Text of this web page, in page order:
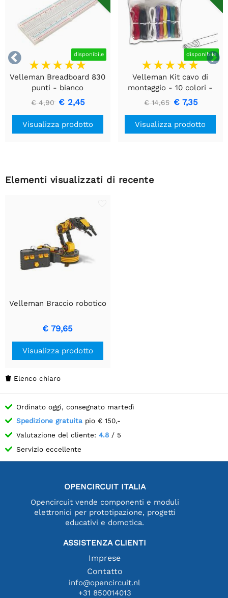

 disponibile
Velleman Breadboard 830
punti - bianco
€ 4,90 € 2,45
Visualizza prodotto
disponibile
Velleman Kit cavo di
montaggio - 10 colori -
60m - multipolare
€ 14,65 € 7,35
Visualizza prodotto
Elementi visualizzati di recente
Velleman Braccio robotico
€ 79,65
Visualizza prodotto
 Elenco chiaro
Ordinato oggi, consegnato martedì
Spedizione gratuita pio € 150,-
Valutazione del cliente: 4.8 / 5
Servizio eccellente
OPENCIRCUIT ITALIA
Opencircuit vende componenti e moduli
elettronici per prototipazione, progetti
educativi e domotica.
ASSISTENZA CLIENTI
Imprese
Contatto
info@opencircuit.nl
+31 850014013